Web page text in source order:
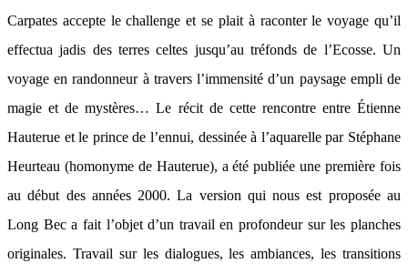
Carpates accepte le challenge et se plait à raconter le voyage qu’il
effectua jadis des terres celtes jusqu’au tréfonds de l’Ecosse. Un
voyage en randonneur à travers l’immensité d’un paysage empli de
magie et de mystères… Le récit de cette rencontre entre Étienne
Hauterue et le prince de l’ennui, dessinée à l’aquarelle par Stéphane
Heurteau (homonyme de Hauterue), a été publiée une première fois
au début des années 2000. La version qui nous est proposée au
Long Bec a fait l’objet d’un travail en profondeur sur les planches
originales. Travail sur les dialogues, les ambiances, les transitions